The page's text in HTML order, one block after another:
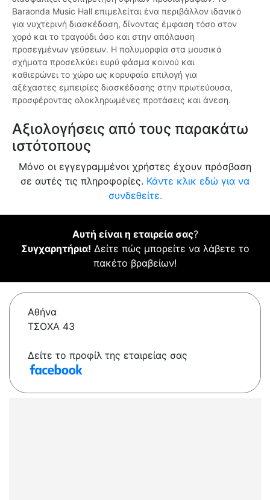
Baraonda Music Hall επιμελείται ένα περιβάλλον ιδανικό
για νυχτερινή διασκέδαση, δίνοντας έμφαση τόσο στον
χορό και το τραγούδι όσο και στην απόλαυση
προσεγμένων γεύσεων. Η πολυμορφία στα μουσικά
σχήματα προσελκύει ευρύ φάσμα κοινού και
καθιερώνει το χώρο ως κορυφαία επιλογή για
αξέχαστες εμπειρίες διασκέδασης στην πρωτεύουσα,
προσφέροντας ολοκληρωμένες προτάσεις και άνεση.
Αξιολογήσεις από τους παρακάτω
ιστότοπους
Μόνο οι εγγεγραμμένοι χρήστες έχουν πρόσβαση
σε αυτές τις πληροφορίες. Κάντε κλικ εδώ για να
συνδεθείτε.
Αυτή είναι η εταιρεία σας?
Συγχαρητήρια! Δείτε πώς μπορείτε να λάβετε το
πακέτο βραβείων!
Αθήνα
ΤΣΟΧΑ 43
Δείτε το προφίλ της εταιρείας σας